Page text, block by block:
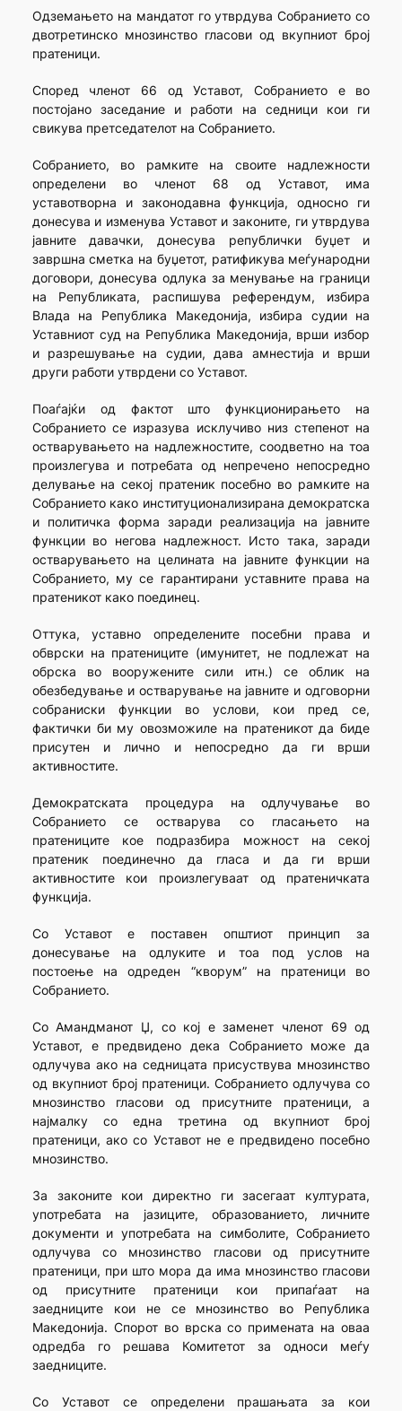
Одземањето на мандатот го утврдува Собранието со
двотретинско мнозинство гласови од вкупниот број
пратеници.
Според членот 66 од Уставот, Собранието е во
постојано заседание и работи на седници кои ги
свикува претседателот на Собранието.
Собранието, во рамките на своите надлежности
определени во членот 68 од Уставот, има
уставотворна и законодавна функција, односно ги
донесува и изменува Уставот и законите, ги утврдува
јавните давачки, донесува републички буџет и
завршна сметка на буџетот, ратификува меѓународни
договори, донесува одлука за менување на граници
на Републиката, распишува референдум, избира
Влада на Република Македонија, избира судии на
Уставниот суд на Република Македонија, врши избор
и разрешување на судии, дава амнестија и врши
други работи утврдени со Уставот.
Поаѓајќи од фактот што функционирањето на
Собранието се изразува исклучиво низ степенот на
остварувањето на надлежностите, соодветно на тоа
произлегува и потребата од непречено непосредно
делување на секој пратеник посебно во рамките на
Собранието како институционализирана демократска
и политичка форма заради реализација на јавните
функции во негова надлежност. Исто така, заради
остварувањето на целината на јавните функции на
Собранието, му се гарантирани уставните права на
пратеникот како поединец.
Оттука, уставно определените посебни права и
обврски на пратениците (имунитет, не подлежат на
обрска во вооружените сили итн.) се облик на
обезбедување и остварување на јавните и одговорни
собраниски функции во услови, кои пред се,
фактички би му овозможиле на пратеникот да биде
присутен и лично и непосредно да ги врши
активностите.
Демократската процедура на одлучување во
Собранието се остварува со гласањето на
пратениците кое подразбира можност на секој
пратеник поединечно да гласа и да ги врши
активностите кои произлегуваат од пратеничката
функција.
Со Уставот е поставен општиот принцип за
донесување на одлуките и тоа под услов на
постоење на одреден “кворум” на пратеници во
Собранието.
Со Амандманот Џ, со кој е заменет членот 69 од
Уставот, е предвидено дека Собранието може да
одлучува ако на седницата присуствува мнозинство
од вкупниот број пратеници. Собранието одлучува со
мнозинство гласови од присутните пратеници, а
најмалку со една третина од вкупниот број
пратеници, ако со Уставот не е предвидено посебно
мнозинство.
За законите кои директно ги засегаат културата,
употребата на јазиците, образованието, личните
документи и употребата на симболите, Собранието
одлучува со мнозинство гласови од присутните
пратеници, при што мора да има мнозинство гласови
од присутните пратеници кои припаѓаат на
заедниците кои не се мнозинство во Република
Македонија. Спорот во врска со примената на оваа
одредба го решава Комитетот за односи меѓу
заедниците.
Со Уставот се определени прашањата за кои